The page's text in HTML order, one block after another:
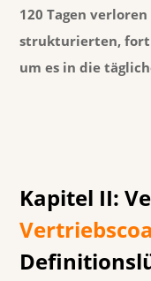
120 Tagen
strukturierten,
um es in die
Kapitel II: